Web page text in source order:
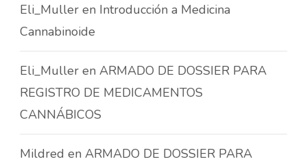
Eli_Muller en Introducción a Medicina
Cannabinoide
Eli_Muller en ARMADO DE DOSSIER PARA
REGISTRO DE MEDICAMENTOS
CANNÁBICOS
Mildred en ARMADO DE DOSSIER PARA